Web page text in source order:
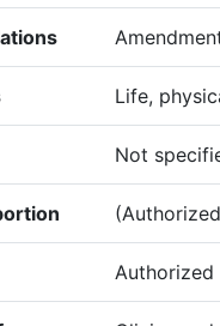
Life,
Not
Authorized